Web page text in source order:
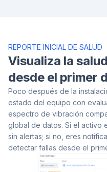
REPORTE INICIAL DE SALUD
Visualiza la
desde el primer
Poco después de la
estado del equipo con
espectro de vibración
global de datos. Si el activo
sin alertas; si no, eres
detectar fallas desde el